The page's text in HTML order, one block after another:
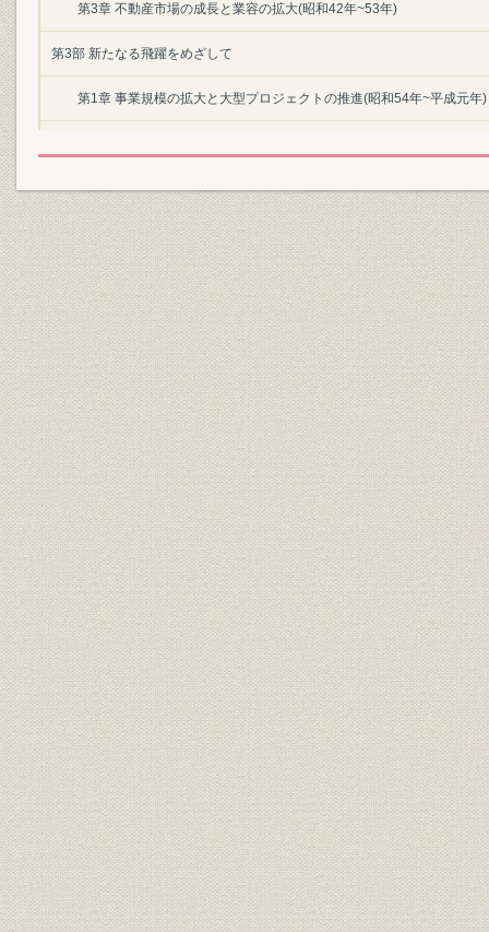
第3章 不動産市場の成長と業容の拡大(昭和42年~53年)
第3部 新たなる飛躍をめざして
第1章 事業規模の拡大と大型プロジェクトの推進(昭和54年~平成元年)
後口絵―豊かな生活環境の創造
資料編
1. 定款
2. 歴代代表者
3. 現役員
4. 役員任期一覧
5. 現組織
6. 財務諸表
7. 資本金・発行株式数の推移
8. 大株主
9. 所有ビル一覧
10. 分譲マンション一覧
11. 分譲地・一戸建住宅一覧
12. 土地有効活用関連業務実績一覧
13. 従業員数・1人当り売上高の推移
14. 関係会社
年表